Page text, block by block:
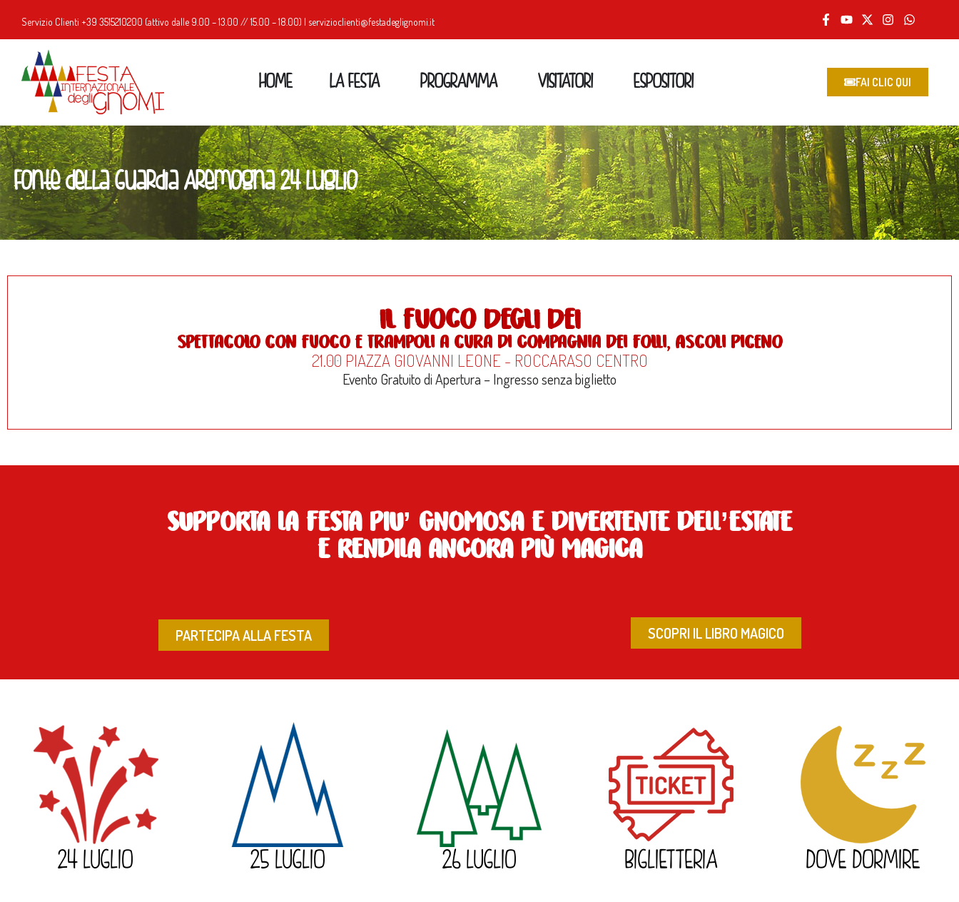
Servizio Clienti +39 3515210200 (attivo dalle 9.00 – 13.00 // 15.00 – 18.00) | servizioclienti@festadeglignomi.it
HOME LA FESTA PROGRAMMA VISITATORI ESPOSITORI FAI CLIC QUI
Fonte della Guardia Aremogna 24 Luglio
il fuoco degli dei
spettacolo con fuoco e trampoli a cura di Compagnia dei Folli, Ascoli Piceno
21.00 PIAZZA GIOVANNI LEONE - ROCCARASO CENTRO
Evento Gratuito di Apertura – Ingresso senza biglietto
SUPPORTA LA FESTA PIU’ GNOMOSA E DIVERTENTE DELL’ESTATE
E RENDILA ANCORA PIù MAGICA
PARTECIPA ALLA FESTA SCOPRI IL LIBRO MAGICO
24 LUGLIO 25 LUGLIO 26 LUGLIO BIGLIETTERIA DOVE DORMIRE